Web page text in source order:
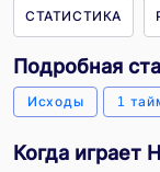
СТАТИСТИКА
Подробная
Исходы 1
Когда